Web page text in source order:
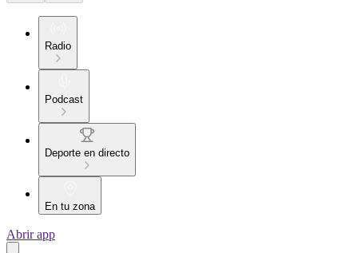
Radio
Podcast
Deporte en directo
En tu zona
Abrir app